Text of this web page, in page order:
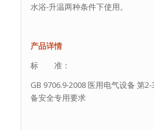
水浴-升温两种条件下使用。
产品详情
标 准：
GB 9706.9-2008 医用电气设备 第
备安全专用要求